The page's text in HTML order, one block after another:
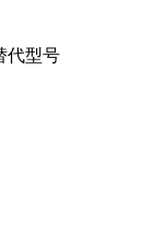
代型号